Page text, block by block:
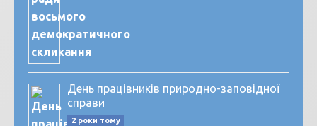
День працівників природно-заповідної
справи
2 роки тому